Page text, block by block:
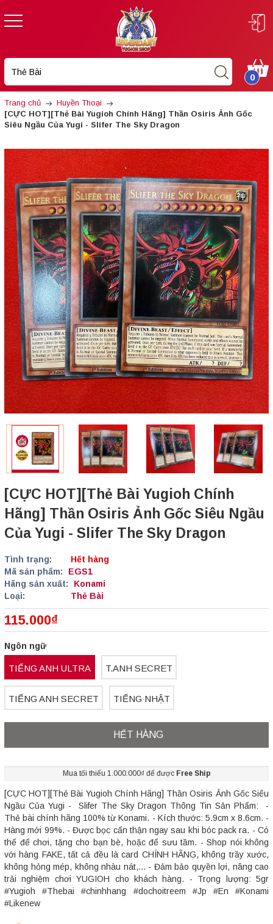
0
Trang chủ
Huyền Thoại
[CỰC HOT][Thẻ Bài Yugioh Chính Hãng] Thần Osiris Ảnh Gốc
Siêu Ngầu Của Yugi - Slifer The Sky Dragon
[CỰC HOT][Thẻ Bài Yugioh Chính
Hãng] Thần Osiris Ảnh Gốc Siêu Ngầu
Của Yugi - Slifer The Sky Dragon
Tình trạng:
Hết hàng
Mã sản phẩm:
EGS1
Hãng sản xuất:
Konami
Loại:
Thẻ Bài
115.000₫
Ngôn ngữ
TIẾNG ANH ULTRA T.ANH SECRET
TIẾNG ANH SECRET TIẾNG NHẬT
HẾT HÀNG
Mua tối thiểu 1.000.000₫ để được Free Ship
[CỰC HOT][Thẻ Bài Yugioh Chính Hãng] Thần Osiris Ảnh Gốc Siêu
Ngầu Của Yugi - Slifer The Sky Dragon Thông Tin Sản Phẩm: -
Thẻ bài chính hãng 100% từ Konami. - Kích thước: 5.9cm x 8.6cm. -
Hàng mới 99%. - Được bọc cẩn thận ngay sau khi bóc pack ra. - Có
thể để chơi, tặng cho bạn bè, hoặc để sưu tầm. - Shop nói không
với hàng FAKE, tất cả đều là card CHÍNH HÃNG, không trầy xước,
không hỏng mép, không nhàu nát,... - Đảm bảo quyền lợi, nâng cao
trải nghiệm chơi YUGIOH cho khách hàng. - Trọng lượng: 5gr
#Yugioh #Thebai #chinhhang #dochoitreem #Jp #En #Konami
#Likenew